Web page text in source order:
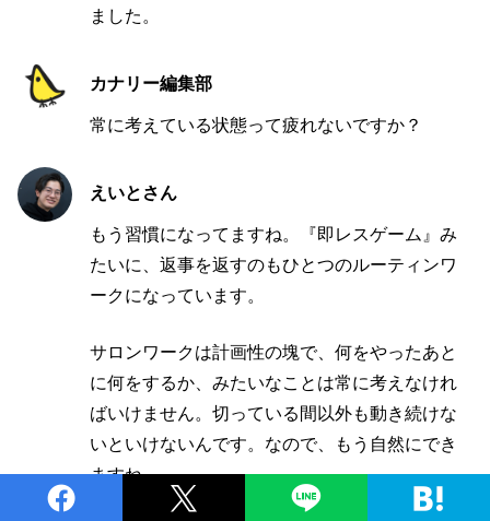
ました。
カナリー編集部
常に考えている状態って疲れないですか？
えいとさん
もう習慣になってますね。『即レスゲーム』み
たいに、返事を返すのもひとつのルーティンワ
ークになっています。
サロンワークは計画性の塊で、何をやったあと
に何をするか、みたいなことは常に考えなけれ
ばいけません。切っている間以外も動き続けな
いといけないんです。なので、もう自然にでき
ますね。